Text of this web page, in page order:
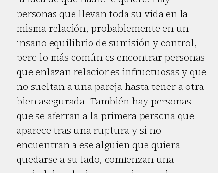
personas que llevan toda su vida en la
misma relación, probablemente en un
insano equilibrio de sumisión y control,
pero lo más común es encontrar personas
que enlazan relaciones infructuosas y que
no sueltan a una pareja hasta tener a otra
bien asegurada. También hay personas
que se aferran a la primera persona que
aparece tras una ruptura y si no
encuentran a ese alguien que quiera
quedarse a su lado, comienzan una